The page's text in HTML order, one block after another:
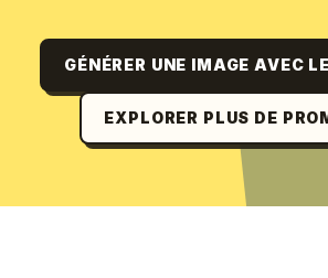
GÉNÉRER UNE IMAGE AVEC
EXPLORER PLUS DE